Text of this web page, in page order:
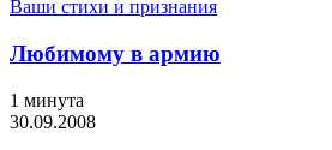
Ваши стихи и признания
Любимому в армию
1 минута
30.09.2008